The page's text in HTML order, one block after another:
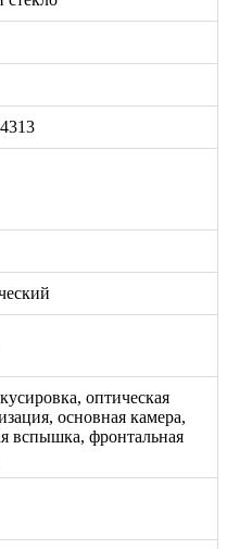
оптическая
основная камера,
вспышка, фронтальная